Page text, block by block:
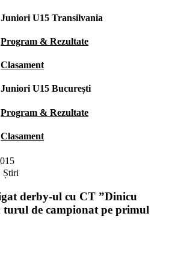
Juniori U15 Transilvania
Program & Rezultate
Clasament
Juniori U15 București
Program & Rezultate
Clasament
Știri
derby-ul cu CT ”Dinicu
turul de campionat pe primul